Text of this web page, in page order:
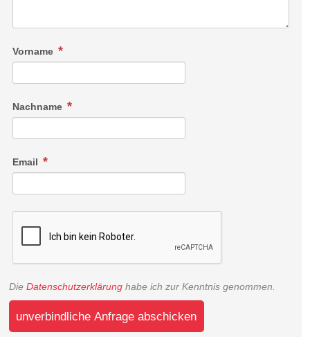
Vorname
Nachname
Email
Die Datenschutzerklärung habe ich zur Kenntnis genommen.
unverbindliche Anfrage abschicken